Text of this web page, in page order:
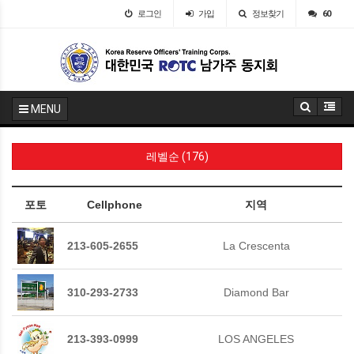
로그인 가입 정보찾기 60
MENU
레벨순 (176)
포토 Cellphone 지역
213-605-2655 La Crescenta
310-293-2733 Diamond Bar
213-393-0999 LOS ANGELES